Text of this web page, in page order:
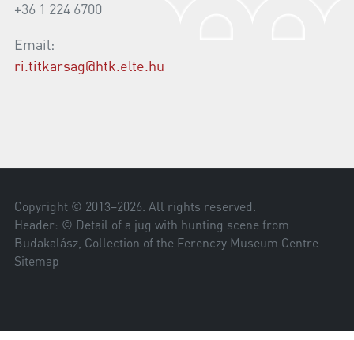
+36 1 224 6700
Email:
ri.titkarsag@htk.elte.hu
Copyright © 2013–2026. All rights reserved.
Header: © Detail of a jug with hunting scene from
Budakalász, Collection of the Ferenczy Museum Centre
Sitemap